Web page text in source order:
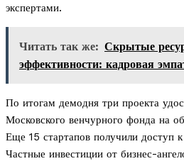
экспертами.
Читать так же: Скрытые
эффективности: кадровая
По итогам демодня три проекта
Московского венчурного фонда на
Еще 15 стартапов получили доступ
Частные инвестиции от бизнес-